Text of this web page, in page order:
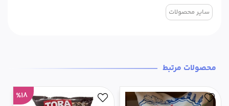
سایر محصولات
محصولات مرتبط
%18